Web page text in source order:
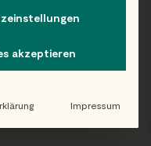
akzeptieren
Impressum